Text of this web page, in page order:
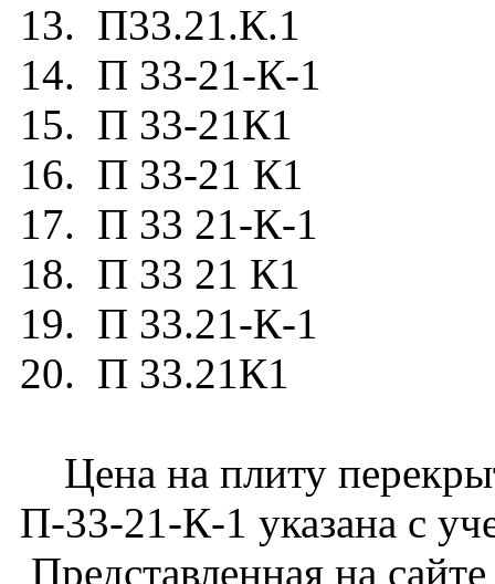
13. П33.21.К.1
14. П 33-21-К-1
15. П 33-21К1
16. П 33-21 К1
17. П 33 21-К-1
18. П 33 21 К1
19. П 33.21-К-1
20. П 33.21К1
Цена на плиту
П-33-21-К-1 указана с
Представленная на